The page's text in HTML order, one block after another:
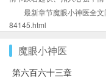
最新章节魔眼小神医全
84145.html
魔眼小神医
第六百六十三章